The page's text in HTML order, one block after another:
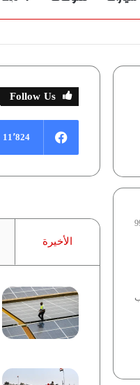
Follow Us
11٬824
الأخيرة